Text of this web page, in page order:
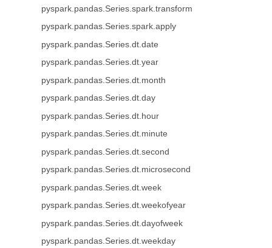
pyspark.pandas.Series.spark.transform
pyspark.pandas.Series.spark.apply
pyspark.pandas.Series.dt.date
pyspark.pandas.Series.dt.year
pyspark.pandas.Series.dt.month
pyspark.pandas.Series.dt.day
pyspark.pandas.Series.dt.hour
pyspark.pandas.Series.dt.minute
pyspark.pandas.Series.dt.second
pyspark.pandas.Series.dt.microsecond
pyspark.pandas.Series.dt.week
pyspark.pandas.Series.dt.weekofyear
pyspark.pandas.Series.dt.dayofweek
pyspark.pandas.Series.dt.weekday